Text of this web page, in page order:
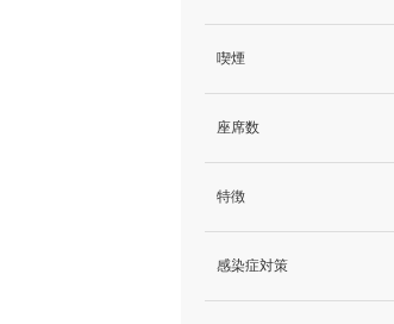
喫煙
座席数
特徴
感染症対策